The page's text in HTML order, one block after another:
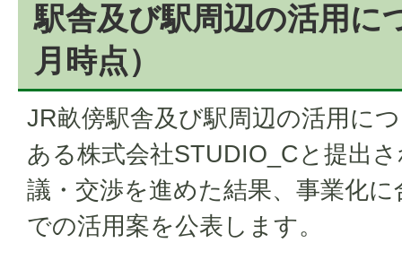
駅舎及び駅周辺の活用に
月時点）
JR畝傍駅舎及び駅周辺の活用に
ある株式会社STUDIO_Cと提出
議・交渉を進めた結果、事業化
での活用案を公表します。